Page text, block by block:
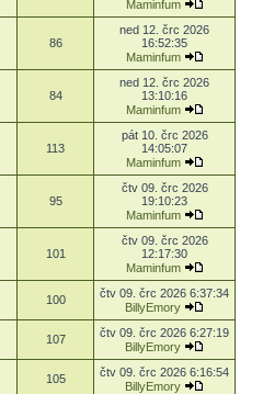
Maminfum
86
ned 12. črc 2026
16:52:35
Maminfum
84
ned 12. črc 2026
13:10:16
Maminfum
113
pát 10. črc 2026
14:05:07
Maminfum
95
čtv 09. črc 2026
19:10:23
Maminfum
101
čtv 09. črc 2026
12:17:30
Maminfum
100
čtv 09. črc 2026 6:37:34
BillyEmory
107
čtv 09. črc 2026 6:27:19
BillyEmory
105
čtv 09. črc 2026 6:16:54
BillyEmory